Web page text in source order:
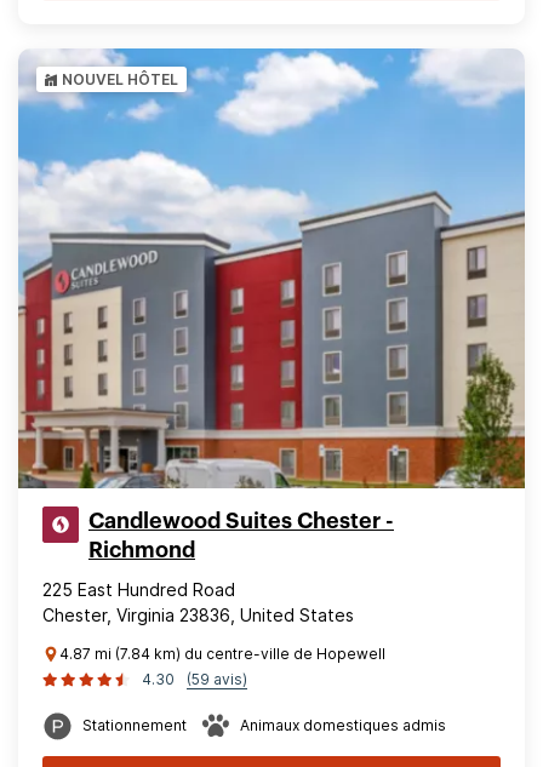
NOUVEL HÔTEL
Candlewood Suites Chester -
Richmond
225 East Hundred Road
Chester, Virginia 23836, United States
4.87 mi (7.84 km) du centre-ville de Hopewell
4.30
(59 avis)
Stationnement Animaux domestiques admis